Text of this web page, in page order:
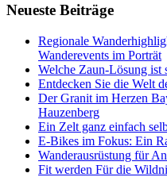
Neueste Beiträge
Regionale
Wanderevents im Porträt
Welche Zaun-Lösung ist
Entdecken Sie die Welt
Der Granit im Herzen
Hauzenberg
Ein Zelt ganz einfach
E-Bikes im Fokus: Ein
Wanderausrüstung für
Fit werden Für die